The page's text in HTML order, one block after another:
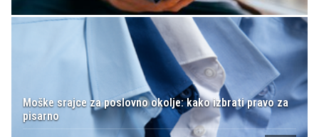
Moške srajce za poslovno okolje: kako izbrati pravo za
pisarno